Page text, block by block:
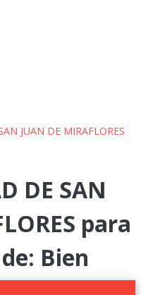
JUAN DE MIRAFLORES
DE SAN
para
Bien